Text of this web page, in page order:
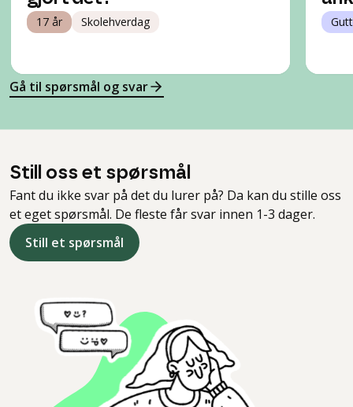
17 år Skolehverdag
Gå til spørsmål og svar
Still oss et spørsmål
Fant du ikke svar på det du lurer på? Da kan du stille oss
et eget spørsmål. De fleste får svar innen 1-3 dager.
Still et spørsmål